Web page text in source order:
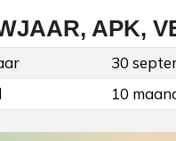
APK,
30
10